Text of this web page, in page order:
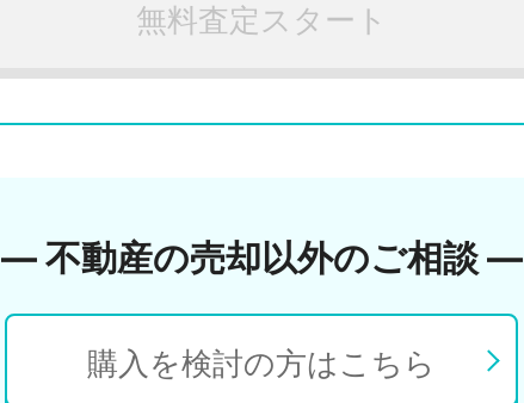
無料査定スタート
― 不動産の売却以外のご相談 ―
購入を検討の方はこちら